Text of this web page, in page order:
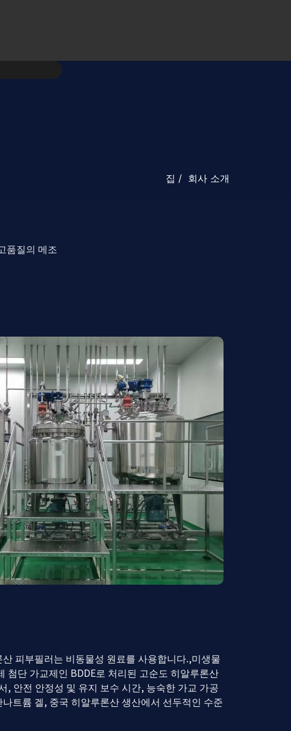
집 / 회사 소개
품질의 메조
피부필러는 비동물성 원료를 사용합니다.,미생물
첨단 가교제인 BDDE로 처리된 고순도 히알루론산
, 안전 안정성 및 유지 보수 시간, 능숙한 가교 가공
트륨 겔, 중국 히알루론산 생산에서 선두적인 수준